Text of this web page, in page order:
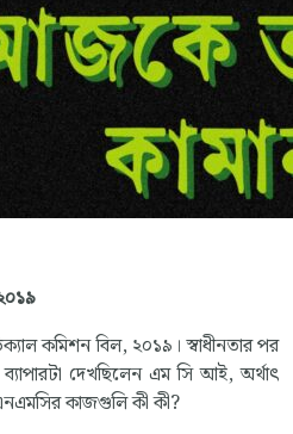
কমিশন বিল, ২০১৯। স্বাধীনতার পর
দেখছিলেন এম সি আই, অর্থাৎ
কাজগুলি কী কী?